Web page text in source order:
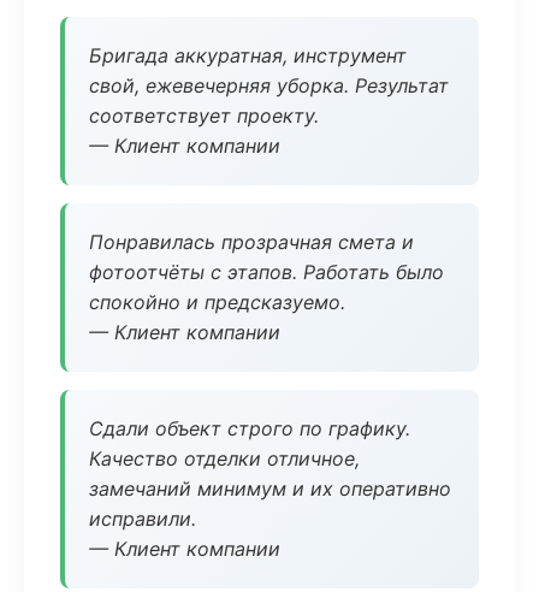
Бригада аккуратная, инструмент
свой, ежевечерняя уборка. Результат
соответствует проекту.
— Клиент компании
Понравилась прозрачная смета и
фотоотчёты с этапов. Работать было
спокойно и предсказуемо.
— Клиент компании
Сдали объект строго по графику.
Качество отделки отличное,
замечаний минимум и их оперативно
исправили.
— Клиент компании